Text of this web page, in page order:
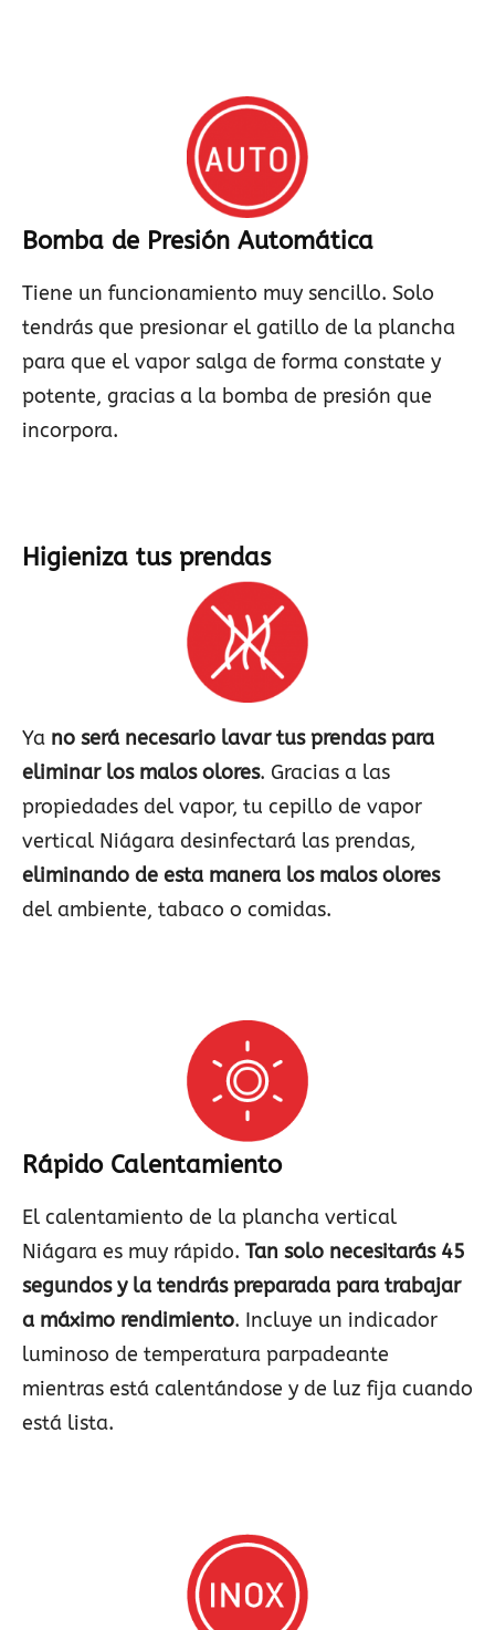
Bomba de Presión Automática
Tiene un funcionamiento muy sencillo. Solo
tendrás que presionar el gatillo de la plancha
para que el vapor salga de forma constate y
potente, gracias a la bomba de presión que
incorpora.
Higieniza tus prendas
Ya no será necesario lavar tus prendas para
eliminar los malos olores. Gracias a las
propiedades del vapor, tu cepillo de vapor
vertical Niágara desinfectará las prendas,
eliminando de esta manera los malos olores
del ambiente, tabaco o comidas.
Rápido Calentamiento
El calentamiento de la plancha vertical
Niágara es muy rápido. Tan solo necesitarás 45
segundos y la tendrás preparada para trabajar
a máximo rendimiento. Incluye un indicador
luminoso de temperatura parpadeante
mientras está calentándose y de luz fija cuando
está lista.